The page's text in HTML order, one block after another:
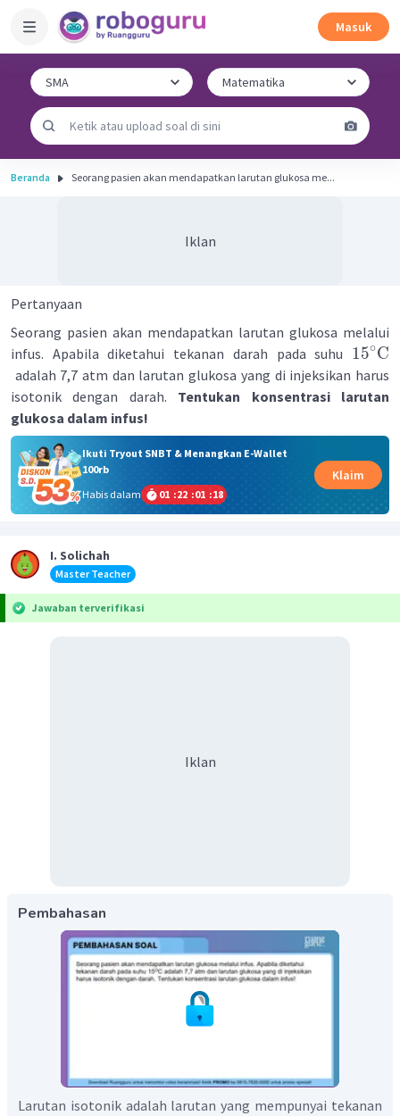
Masuk
Beranda Seorang pasien akan mendapatkan larutan glukosa me...
Iklan
Pertanyaan
Seorang pasien akan mendapatkan larutan glukosa melalui
infus. Apabila diketahui tekanan darah pada suhu 15∘C
adalah 7,7 atm dan larutan glukosa yang di injeksikan harus
isotonik dengan darah. Tentukan konsentrasi larutan
glukosa dalam infus!
Ikuti Tryout SNBT & Menangkan E-Wallet
100rb
Habis dalam
01 :22 :01 :18
Klaim
I. Solichah
Master Teacher
Jawaban terverifikasi
Iklan
Pembahasan
Larutan isotonik adalah larutan yang mempunyai tekanan